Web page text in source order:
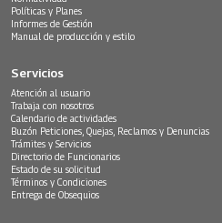
Políticas y Planes
Informes de Gestión
Manual de producción y estilo
Servicios
Atención al usuario
Trabaja con nosotros
Calendario de actividades
Buzón Peticiones, Quejas, Reclamos y Denuncias
Trámites y Servicios
Directorio de Funcionarios
Estado de su solicitud
Términos y Condiciones
Entrega de Obsequios